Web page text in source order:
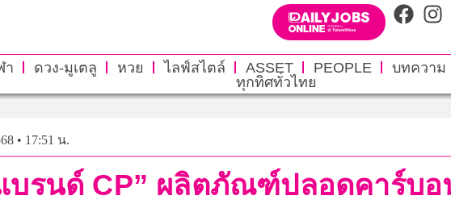
า ดวง-มูเตลู หวย ไลฟ์สไตล์ ASSET PEOPLE บทความ
ทุกทิศทั่วไทย
• 17:51 น.
บรนด์ CP” ผลิตภัณฑ์ปลอดคาร์บอ